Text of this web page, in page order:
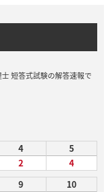
短答式試験の解答速報で
4
2
5
4
9
10